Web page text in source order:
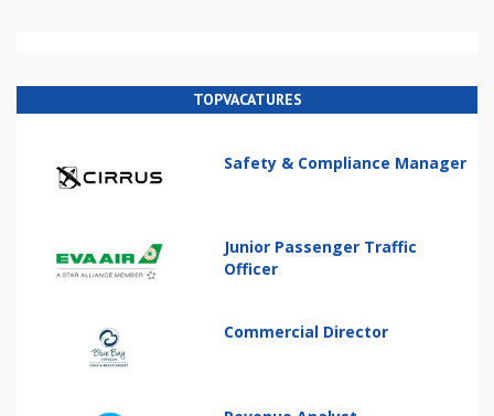
TOPVACATURES
Safety & Compliance Manager
Junior Passenger Traffic
Officer
Commercial Director